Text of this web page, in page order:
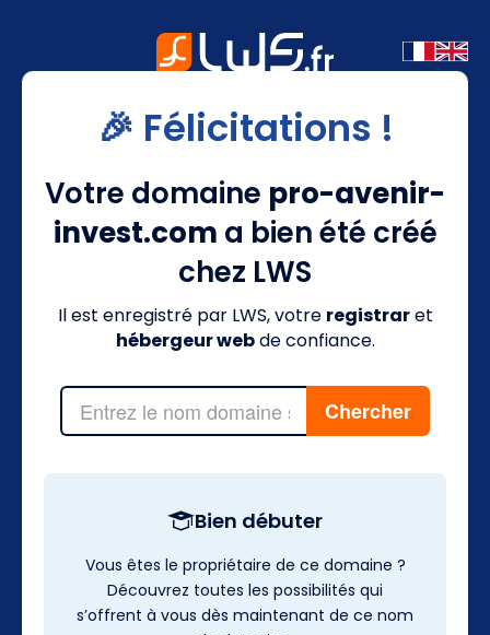
🎉 Félicitations !
Votre domaine pro-avenir-
invest.com a bien été créé
chez LWS
Il est enregistré par LWS, votre registraret
hébergeur webde confiance.
Bien débuter
Vous êtes le propriétaire de ce domaine ?
Découvrez toutes les possibilités qui
s’offrent à vous dès maintenant de ce nom